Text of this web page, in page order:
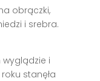
obrączki,
i srebra.
i
stanęła